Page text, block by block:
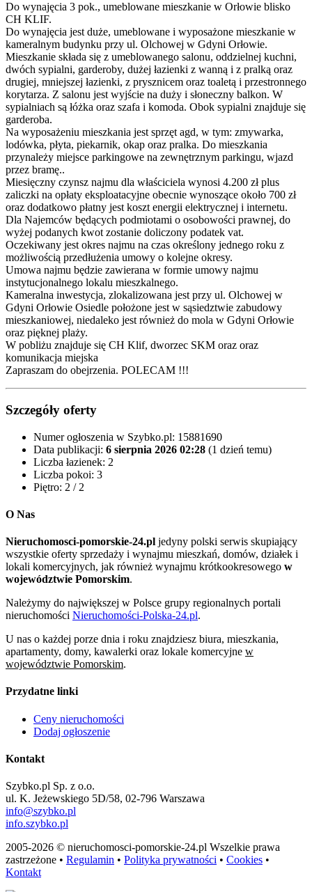
Do wynajęcia 3 pok., umeblowane mieszkanie w Orłowie blisko
CH KLIF.
Do wynajęcia jest duże, umeblowane i wyposażone mieszkanie w
kameralnym budynku przy ul. Olchowej w Gdyni Orłowie.
Mieszkanie składa się z umeblowanego salonu, oddzielnej kuchni,
dwóch sypialni, garderoby, dużej łazienki z wanną i z pralką oraz
drugiej, mniejszej łazienki, z prysznicem oraz toaletą i przestronnego
korytarza. Z salonu jest wyjście na duży i słoneczny balkon. W
sypialniach są łóżka oraz szafa i komoda. Obok sypialni znajduje się
garderoba.
Na wyposażeniu mieszkania jest sprzęt agd, w tym: zmywarka,
lodówka, płyta, piekarnik, okap oraz pralka. Do mieszkania
przynależy miejsce parkingowe na zewnętrznym parkingu, wjazd
przez bramę..
Miesięczny czynsz najmu dla właściciela wynosi 4.200 zł plus
zaliczki na opłaty eksploatacyjne obecnie wynoszące około 700 zł
oraz dodatkowo płatny jest koszt energii elektrycznej i internetu.
Dla Najemców będących podmiotami o osobowości prawnej, do
wyżej podanych kwot zostanie doliczony podatek vat.
Oczekiwany jest okres najmu na czas określony jednego roku z
możliwością przedłużenia umowy o kolejne okresy.
Umowa najmu będzie zawierana w formie umowy najmu
instytucjonalnego lokalu mieszkalnego.
Kameralna inwestycja, zlokalizowana jest przy ul. Olchowej w
Gdyni Orłowie Osiedle położone jest w sąsiedztwie zabudowy
mieszkaniowej, niedaleko jest również do mola w Gdyni Orłowie
oraz pięknej plaży.
W pobliżu znajduje się CH Klif, dworzec SKM oraz oraz
komunikacja miejska
Zapraszam do obejrzenia. POLECAM !!!
Szczegóły oferty
Numer ogłoszenia w Szybko.pl: 15881690
Data publikacji: 6 sierpnia 2026 02:28 (1 dzień temu)
Liczba łazienek: 2
Liczba pokoi: 3
Piętro: 2 / 2
O Nas
Nieruchomosci-pomorskie-24.pl jedyny polski serwis skupiający
wszystkie oferty sprzedaży i wynajmu mieszkań, domów, działek i
lokali komercyjnych, jak również wynajmu krótkookresowego w
województwie Pomorskim.
Należymy do największej w Polsce grupy regionalnych portali
nieruchomości Nieruchomości-Polska-24.pl.
U nas o każdej porze dnia i roku znajdziesz biura, mieszkania,
apartamenty, domy, kawalerki oraz lokale komercyjne w
województwie Pomorskim.
Przydatne linki
Ceny nieruchomości
Dodaj ogłoszenie
Kontakt
Szybko.pl Sp. z o.o.
ul. K. Jeżewskiego 5D/58, 02-796 Warszawa
info@szybko.pl
info.szybko.pl
2005-2026 © nieruchomosci-pomorskie-24.pl Wszelkie prawa
zastrzeżone • Regulamin • Polityka prywatności • Cookies •
Kontakt